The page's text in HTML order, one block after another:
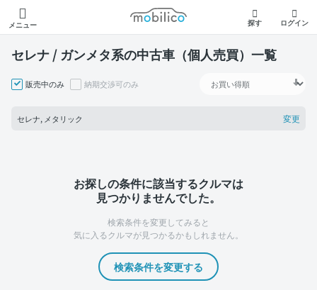
メニュー
モビリコ
探す ログイン
セレナ / ガンメタ系の中古車（個人売買）一覧
販売中のみ 納期交渉可のみ
セレナ, メタリック 変更
お探しの条件に該当するクルマは
見つかりませんでした。
検索条件を変更してみると
気に入るクルマが見つかるかもしれません。
検索条件を変更する